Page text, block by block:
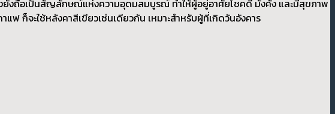
ยังถือเป็นสัญลักษณ์แห่งความอุดมสมบูรณ์ ทำให้ผู้อยู่อาศัยโชคดี มั่งคั่ง และมีสุขภาพ
ฟ ก็จะใช้หลังคาสีเขียวเช่นเดียวกัน เหมาะสำหรับผู้ที่เกิดวันอังคาร